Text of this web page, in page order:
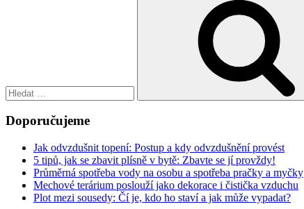
Doporučujeme
Jak odvzdušnit topení: Postup a kdy odvzdušnění provést
5 tipů, jak se zbavit plísně v bytě: Zbavte se jí provždy!
Průměrná spotřeba vody na osobu a spotřeba pračky a myčky
Mechové terárium poslouží jako dekorace i čistička vzduchu
Plot mezi sousedy: Čí je, kdo ho staví a jak může vypadat?